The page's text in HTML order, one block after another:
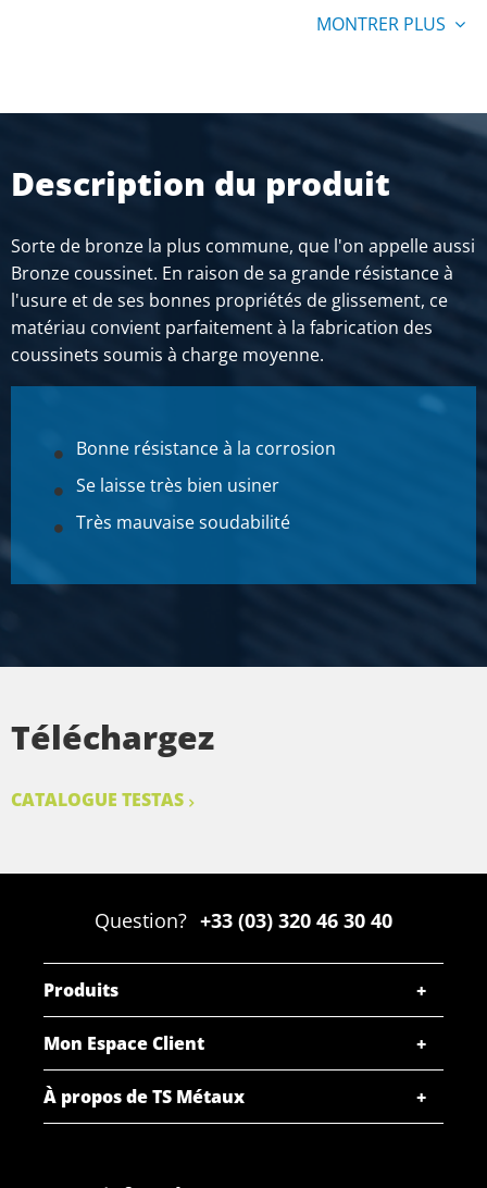
MONTRER PLUS
Description du produit
Sorte de bronze la plus commune, que l'on appelle aussi
Bronze coussinet. En raison de sa grande résistance à
l'usure et de ses bonnes propriétés de glissement, ce
matériau convient parfaitement à la fabrication des
coussinets soumis à charge moyenne.
Bonne résistance à la corrosion
Se laisse très bien usiner
Très mauvaise soudabilité
Téléchargez
CATALOGUE TESTAS
Question? +33 (03) 320 46 30 40
Produits
Mon Espace Client
À propos de TS Métaux